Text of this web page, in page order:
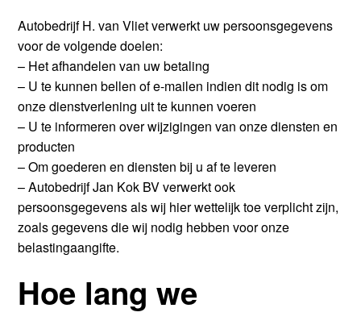
Autobedrijf H. van Vliet verwerkt uw persoonsgegevens
voor de volgende doelen:
– Het afhandelen van uw betaling
– U te kunnen bellen of e-mailen indien dit nodig is om
onze dienstverlening uit te kunnen voeren
– U te informeren over wijzigingen van onze diensten en
producten
– Om goederen en diensten bij u af te leveren
– Autobedrijf Jan Kok BV verwerkt ook
persoonsgegevens als wij hier wettelijk toe verplicht zijn,
zoals gegevens die wij nodig hebben voor onze
belastingaangifte.
Hoe lang we